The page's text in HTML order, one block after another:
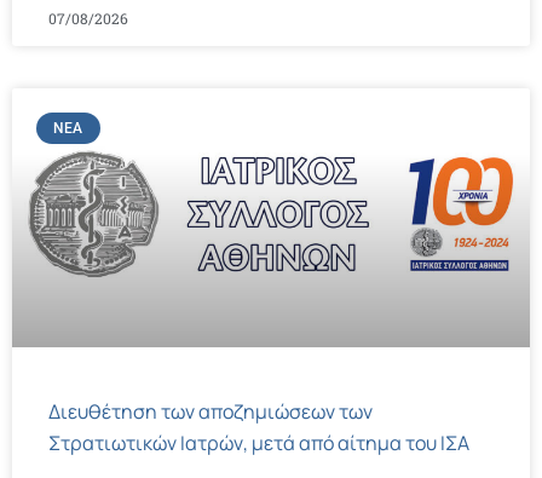
07/08/2026
ΝΈΑ
Διευθέτηση των αποζημιώσεων των
Στρατιωτικών Ιατρών, μετά από αίτημα του ΙΣΑ